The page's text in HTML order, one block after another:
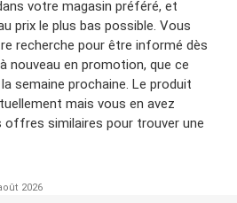
votre magasin préféré, et
prix le plus bas possible. Vous
recherche pour être informé dès
nouveau en promotion, que ce
semaine prochaine. Le produit
mais vous en avez
offres similaires pour trouver une
2026